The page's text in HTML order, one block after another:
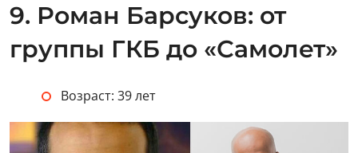
9. Роман Барсуков: от
группы ГКБ до «Самолет»
Возраст: 39 лет